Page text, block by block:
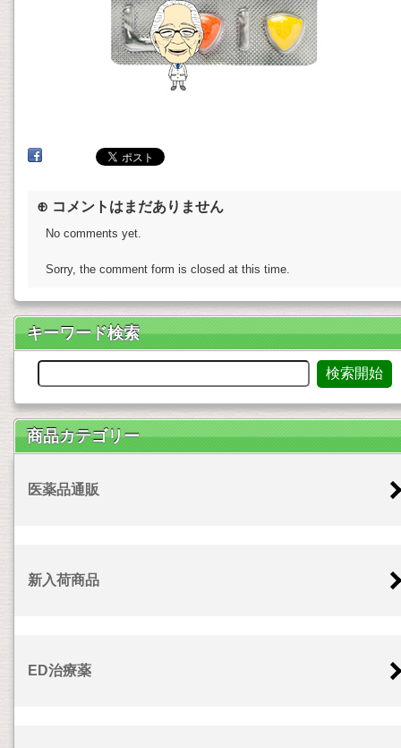
⊕ コメントはまだありません
No comments yet.
Sorry, the comment form is closed at this time.
キーワード検索
商品カテゴリー
医薬品通販
新入荷商品
ED治療薬